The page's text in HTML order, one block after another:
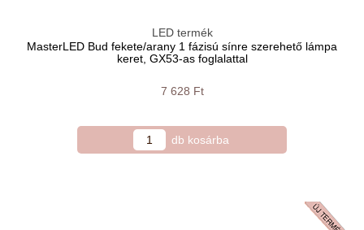
LED termék
MasterLED Bud fekete/arany 1 fázisú sínre szerehető lámpa
keret, GX53-as foglalattal
7 628 Ft